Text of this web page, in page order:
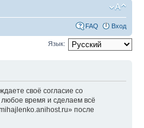
FAQ Вход
Язык:
своё согласие со
время и сделаем всё
после